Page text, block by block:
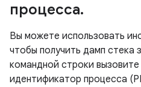
процесса.
Вы можете использовать
чтобы получить дамп стека
командной строки вызовите
идентификатор процесса